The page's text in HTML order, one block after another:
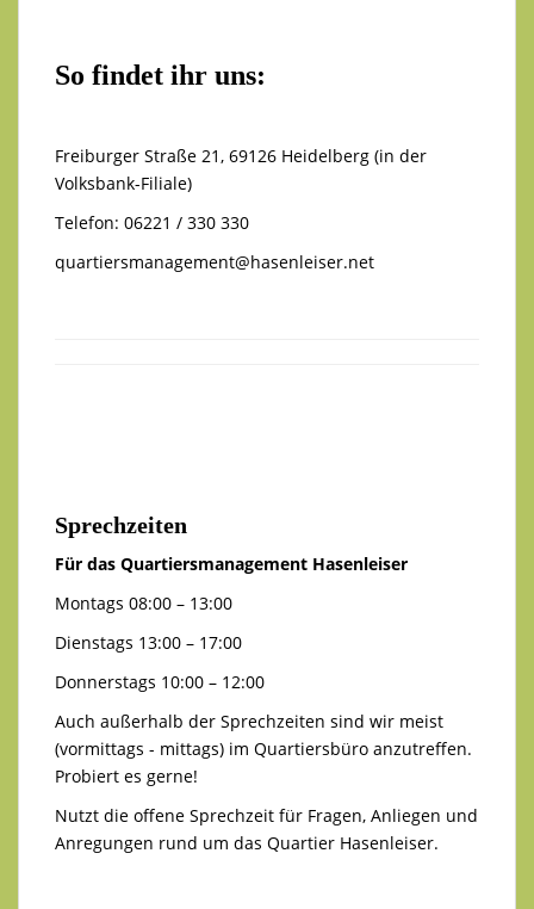
So findet ihr uns:
Freiburger Straße 21, 69126 Heidelberg (in der
Volksbank-Filiale)
Telefon: 06221 / 330 330
quartiersmanagement@hasenleiser.net
Sprechzeiten
Für das Quartiersmanagement Hasenleiser
Montags 08:00 – 13:00
Dienstags 13:00 – 17:00
Donnerstags 10:00 – 12:00
Auch außerhalb der Sprechzeiten sind wir meist
(vormittags - mittags) im Quartiersbüro anzutreffen.
Probiert es gerne!
Nutzt die offene Sprechzeit für Fragen, Anliegen und
Anregungen rund um das Quartier Hasenleiser.